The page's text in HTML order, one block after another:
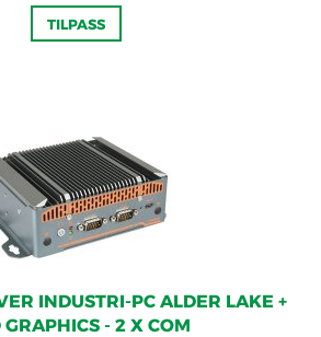
TILPASS
INDUSTRI-PC ALDER LAKE +
GRAPHICS - 2 X COM